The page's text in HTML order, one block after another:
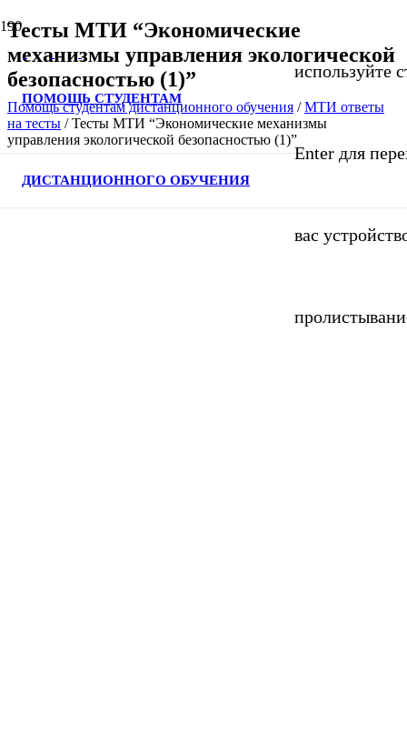
ПОМОЩЬ СТУДЕНТАМ
ДИСТАНЦИОННОГО ОБУЧЕНИЯ
используйте
Enter для
вас
Тесты МТИ “Экономические
механизмы управления экологической
безопасностью (1)”
Помощь студентам дистанционного обучения /МТИ ответы
на тесты /Тесты МТИ “Экономические механизмы
управления экологической безопасностью (1)”